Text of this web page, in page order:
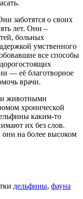
заботятся о своих
лет. Они –
больных
умственного
все способы
— её благотворное
врачи.
животными
хронической
каким-то
их без слов.
на более высоком
дельфины, фауна